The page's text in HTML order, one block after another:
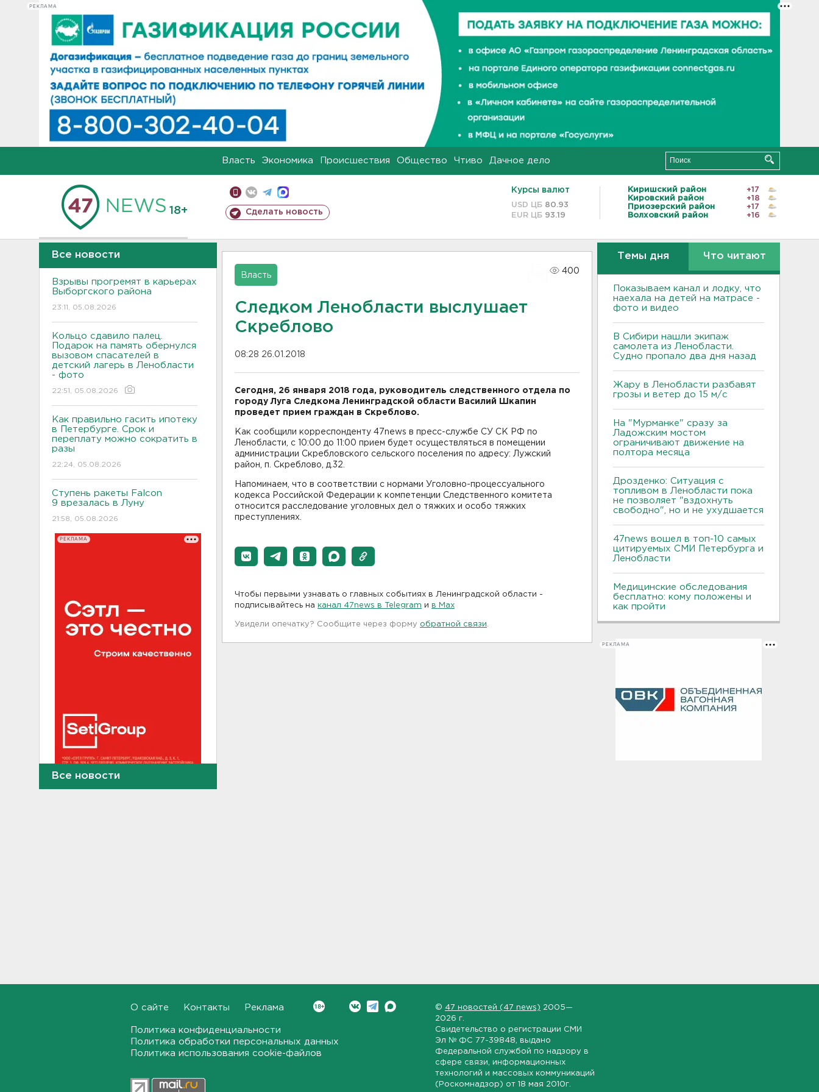
РЕКЛАМА
Власть Экономика Происшествия Общество Чтиво Дачное дело
18+ Сделать новость
Курсы валют
USD ЦБ 80.93
EUR ЦБ 93.19
Киришский район
+17
Кировский район
+18
Приозерский район
+17
Волховский район
+16
Все новости
Взрывы прогремят в карьерах
Выборгского района
23:11, 05.08.2026
Кольцо сдавило палец.
Подарок на память обернулся
вызовом спасателей в
детский лагерь в Ленобласти
- фото
22:51, 05.08.2026
Как правильно гасить ипотеку
в Петербурге. Срок и
переплату можно сократить в
разы
22:24, 05.08.2026
Ступень ракеты Falcon
9 врезалась в Луну
21:58, 05.08.2026
РЕКЛАМА
Где и когда в Выборге ждать
В Ленобласти маломерное
судно наехало на матрас с
Все новости
Власть
400
Следком Ленобласти выслушает
Скреблово
08:28 26.01.2018
Сегодня, 26 января 2018 года, руководитель следственного отдела по
городу Луга Следкома Ленинградской области Василий Шкапин
проведет прием граждан в Скреблово.
Как сообщили корреспонденту 47news в пресс-службе СУ СК РФ по
Ленобласти, с 10:00 до 11:00 прием будет осуществляться в помещении
администрации Скребловского сельского поселения по адресу: Лужский
район, п. Скреблово, д.32.
Напоминаем, что в соответствии с нормами Уголовно-процессуального
кодекса Российской Федерации к компетенции Следственного комитета
относится расследование уголовных дел о тяжких и особо тяжких
преступлениях.
Чтобы первыми узнавать о главных событиях в Ленинградской области -
подписывайтесь на канал 47news в Telegram и в Maх
Увидели опечатку? Сообщите через форму обратной связи
Темы дня Что читают
Показываем канал и лодку, что
наехала на детей на матрасе -
фото и видео
В Сибири нашли экипаж
самолета из Ленобласти.
Судно пропало два дня назад
Жару в Ленобласти разбавят
грозы и ветер до 15 м/с
На "Мурманке" сразу за
Ладожским мостом
ограничивают движение на
полтора месяца
Дрозденко: Ситуация с
топливом в Ленобласти пока
не позволяет "вздохнуть
свободно", но и не ухудшается
47news вошел в топ-10 самых
цитируемых СМИ Петербурга и
Ленобласти
Медицинские обследования
бесплатно: кому положены и
как пройти
РЕКЛАМА
О сайте Контакты Реклама
Политика конфиденциальности
Политика обработки персональных данных
Политика использования cookie-файлов
© 47 новостей (47 news) 2005—
2026 г.
Свидетельство о регистрации СМИ
Эл № ФС 77-39848 , выдано
Федеральной службой по надзору в
сфере связи, информационных
технологий и массовых коммуникаций
(Роскомнадзор) от 18 мая 2010г.